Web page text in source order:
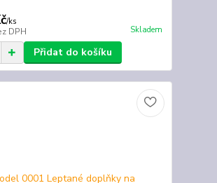
/ks
DPH Skladem
Přidat do košíku